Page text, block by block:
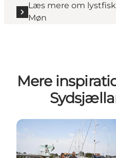
Læs mere om
Møn
Mere